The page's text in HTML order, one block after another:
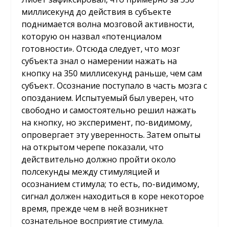
миллисекунд до действия в субъекте
поднимается волна мозговой активности,
которую он назвал «потенциалом
готовности». Отсюда следует, что мозг
субъекта знал о намерении нажать на
кнопку на 350 миллисекунд раньше, чем сам
субъект. Осознание поступало в часть мозга с
опозданием. Испытуемый был уверен, что
свободно и самостоятельно решил нажать
на кнопку, но эксперимент, по-видимому,
опровергает эту уверенность. Затем опыты
на открытом черепе показали, что
действительно должно пройти около
полсекунды между стимуляцией и
осознанием стимула; то есть, по-видимому,
сигнал должен находиться в коре некоторое
время, прежде чем в ней возникнет
сознательное восприятие стимула.